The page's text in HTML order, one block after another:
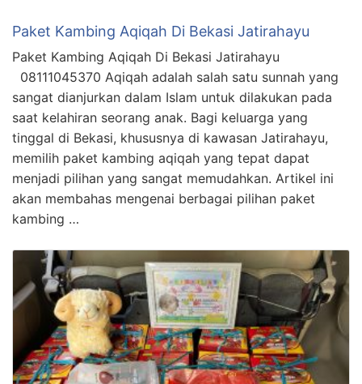
Paket Kambing Aqiqah Di Bekasi Jatirahayu
Paket Kambing Aqiqah Di Bekasi Jatirahayu
08111045370 Aqiqah adalah salah satu sunnah yang
sangat dianjurkan dalam Islam untuk dilakukan pada
saat kelahiran seorang anak. Bagi keluarga yang
tinggal di Bekasi, khususnya di kawasan Jatirahayu,
memilih paket kambing aqiqah yang tepat dapat
menjadi pilihan yang sangat memudahkan. Artikel ini
akan membahas mengenai berbagai pilihan paket
kambing …